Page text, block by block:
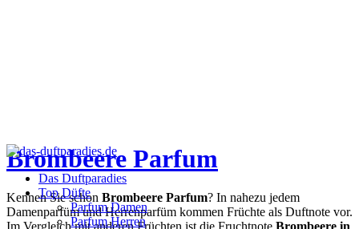
Das Duftparadies
Top Düfte
Parfum Damen
Parfum Herren
Brombeere Parfum
Kennen Sie schon Brombeere Parfum? In nahezu jedem
Damenparfüm und Herrenparfüm kommen Früchte als Duftnote vor.